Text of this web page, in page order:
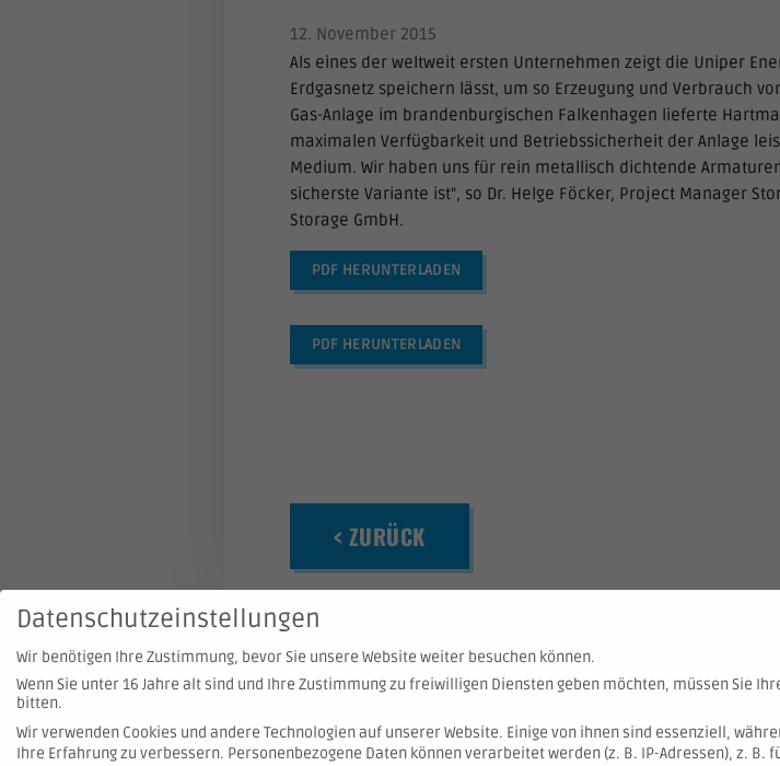
12. November 2015
Als eines der weltweit ersten Unternehmen zeigt die Uniper
Erdgasnetz speichern lässt, um so Erzeugung und Verbrauch
Gas-Anlage im brandenburgischen Falkenhagen lieferte
maximalen Verfügbarkeit und Betriebssicherheit der Anlage
Medium. Wir haben uns für rein metallisch dichtende
sicherste Variante ist“, so Dr. Helge Föcker, Project Manager
Storage GmbH.
PDF HERUNTERLADEN
PDF HERUNTERLADEN
< ZURÜCK
Datenschutzeinstellungen
Wir benötigen Ihre Zustimmung, bevor Sie unsere Website weiter besuchen können.
Wenn Sie unter 16 Jahre alt sind und Ihre Zustimmung zu freiwilligen Diensten geben möchten, müssen Sie
bitten.
Wir verwenden Cookies und andere Technologien auf unserer Website. Einige von ihnen sind essenziell,
Ihre Erfahrung zu verbessern. Personenbezogene Daten können verarbeitet werden (z. B. IP-Adressen), z.